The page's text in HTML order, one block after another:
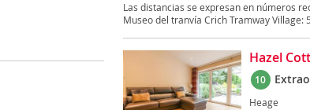
Las distancias se expresan en números
Museo del tranvía Crich Tramway Village:
Hazel
10
Heage